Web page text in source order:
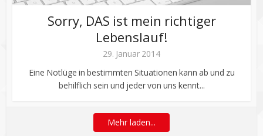
Sorry, DAS ist mein richtiger
Lebenslauf!
29. Januar 2014
Eine Notlüge in bestimmten Situationen kann ab und zu
behilflich sein und jeder von uns kennt...
Mehr laden...